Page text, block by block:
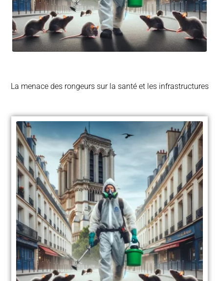
La menace des rongeurs sur la santé et les infrastructures